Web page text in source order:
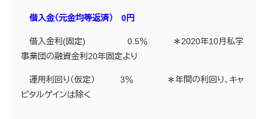
借入金（元金均等返済） 0円
借入金利(固定) 0.5％ ＊2020年10月私学
事業団の融資金利20年固定より
運用利回り（仮定） 3％ ＊年間の利回り、キャ
ピタルゲインは除く